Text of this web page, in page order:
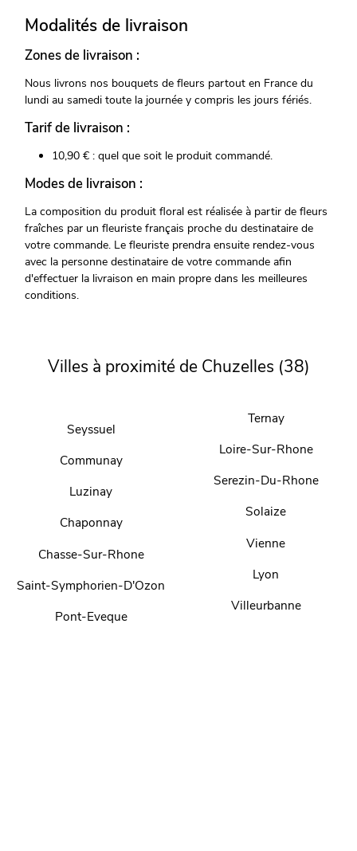
Modalités de livraison
Zones de livraison :
Nous livrons nos bouquets de fleurs partout en France du
lundi au samedi toute la journée y compris les jours fériés.
Tarif de livraison :
10,90 € : quel que soit le produit commandé.
Modes de livraison :
La composition du produit floral est réalisée à partir de fleurs
fraîches par un fleuriste français proche du destinataire de
votre commande. Le fleuriste prendra ensuite rendez-vous
avec la personne destinataire de votre commande afin
d'effectuer la livraison en main propre dans les meilleures
conditions.
Villes à proximité de Chuzelles (38)
Seyssuel
Communay
Luzinay
Chaponnay
Chasse-Sur-Rhone
Saint-Symphorien-D'Ozon
Pont-Eveque
Ternay
Loire-Sur-Rhone
Serezin-Du-Rhone
Solaize
Vienne
Lyon
Villeurbanne